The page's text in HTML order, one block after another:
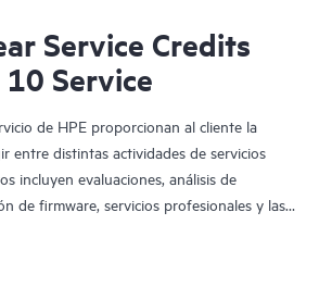
Service Credits
Service
de HPE proporcionan al cliente la
entre distintas actividades de servicios
incluyen evaluaciones, análisis de
de firmware, servicios profesionales y las
marco de la garantía activa o en los